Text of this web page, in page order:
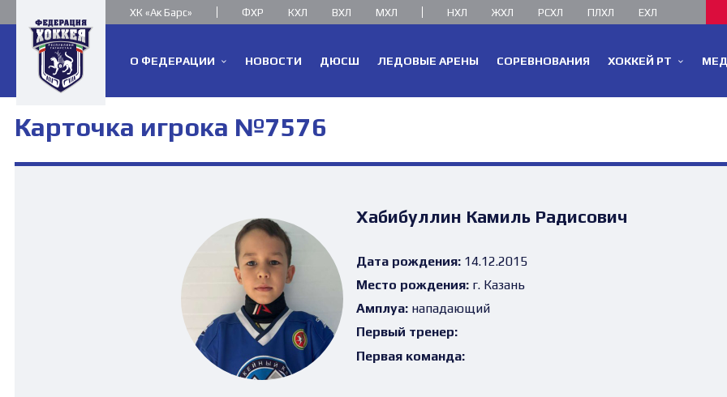
ХК «Ак Барс» ФХР КХЛ ВХЛ МХЛ НХЛ ЖХЛ РСХЛ ПЛХЛ ЕХЛ
О ФЕДЕРАЦИИ НОВОСТИ ДЮСШ ЛЕДОВЫЕ АРЕНЫ СОРЕВНОВАНИЯ ХОККЕЙ РТ
Карточка игрока №7576
Хабибуллин Камиль Радисович
Дата рождения:14.12.2015
Место рождения:г. Казань
Амплуа:нападающий
Первый тренер:
Первая команда: